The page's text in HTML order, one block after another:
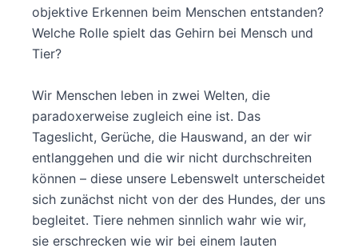
objektive Erkennen beim Menschen entstanden?
Welche Rolle spielt das Gehirn bei Mensch und
Tier?
Wir Menschen leben in zwei Welten, die
paradoxerweise zugleich eine ist. Das
Tageslicht, Gerüche, die Hauswand, an der wir
entlanggehen und die wir nicht durchschreiten
können – diese unsere Lebenswelt unterscheidet
sich zunächst nicht von der des Hundes, der uns
begleitet. Tiere nehmen sinnlich wahr wie wir,
sie erschrecken wie wir bei einem lauten